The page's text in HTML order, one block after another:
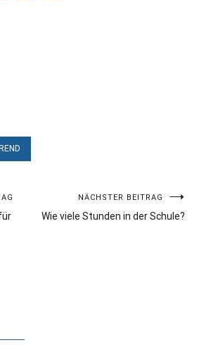
NÄCHSTER BEITRAG
Wie viele Stunden in der Schule?